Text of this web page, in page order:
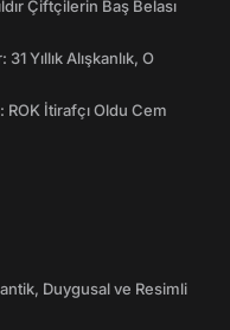
Çiftçilerin Baş Belası
Yıllık Alışkanlık, O
ROK İtirafçı Oldu Cem
Duygusal ve Resimli